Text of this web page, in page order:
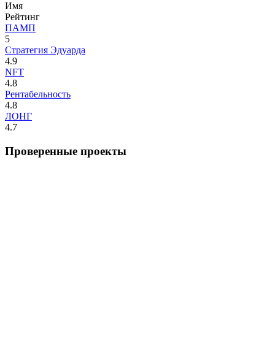
Имя
Рейтинг
ПАМП
5
Стратегия Эдуарда
4.9
NFT
4.8
Рентабельность
4.8
ЛОНГ
4.7
Проверенные проекты